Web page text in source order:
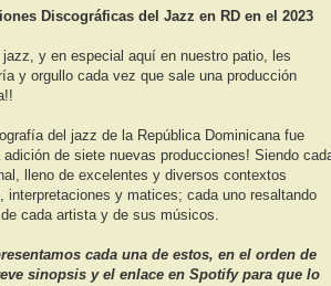
Discográficas del Jazz en RD en el 2023
y en especial aquí en nuestro patio, les
y orgullo cada vez que sale una producción
del jazz de la República Dominicana fue
adición de siete nuevas producciones! Siendo
lleno de excelentes y diversos contextos
interpretaciones y matices; cada uno resaltando
cada artista y de sus músicos.
cada una de estos, en el orden de
sinopsis y el enlace en Spotify para que lo